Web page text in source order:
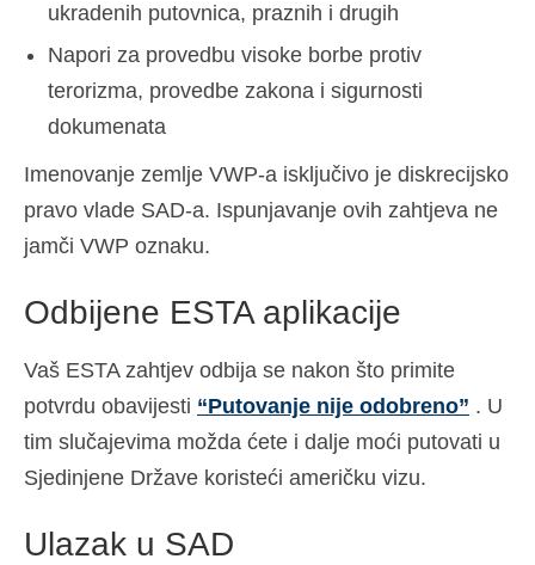
ukradenih putovnica, praznih i drugih
Napori za provedbu visoke borbe protiv
terorizma, provedbe zakona i sigurnosti
dokumenata
Imenovanje zemlje VWP-a isključivo je diskrecijsko
pravo vlade SAD-a. Ispunjavanje ovih zahtjeva ne
jamči VWP oznaku.
Odbijene ESTA aplikacije
Vaš ESTA zahtjev odbija se nakon što primite
potvrdu obavijesti “Putovanje nije odobreno” . U
tim slučajevima možda ćete i dalje moći putovati u
Sjedinjene Države koristeći američku vizu.
Ulazak u SAD